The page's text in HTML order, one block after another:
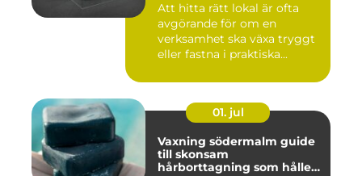
Att hitta rätt lokal är ofta
avgörande för om en
verksamhet ska växa tryggt
eller fastna i praktiska...
01. jul
Vaxning södermalm guide
till skonsam
hårborttagning som håller